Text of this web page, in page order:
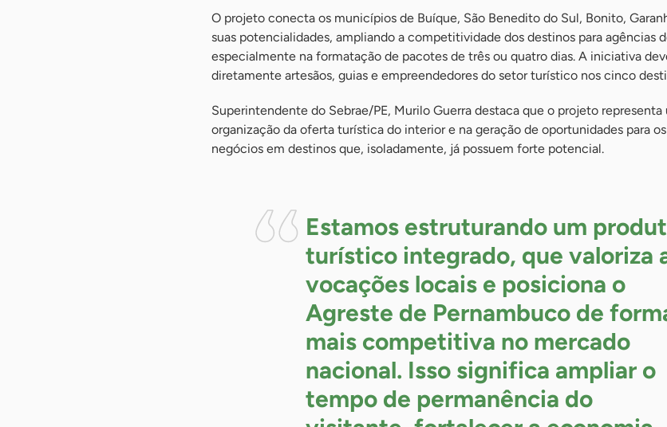
O projeto conecta os municípios de Buíque, São Benedito do Sul, Bonito,
suas potencialidades, ampliando a competitividade dos destinos para agências
especialmente na formatação de pacotes de três ou quatro dias. A iniciativa
diretamente artesãos, guias e empreendedores do setor turístico nos cinco
Superintendente do Sebrae/PE, Murilo Guerra destaca que o projeto representa
organização da oferta turística do interior e na geração de oportunidades para
negócios em destinos que, isoladamente, já possuem forte potencial.
Estamos estruturando um
turístico integrado, que valoriza
vocações locais e posiciona o
Agreste de Pernambuco de
mais competitiva no mercado
nacional. Isso significa ampliar o
tempo de permanência do